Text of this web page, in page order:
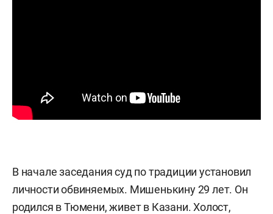
В начале заседания суд по традиции установил
личности обвиняемых. Мишенькину 29 лет. Он
родился в Тюмени, живет в Казани. Холост,